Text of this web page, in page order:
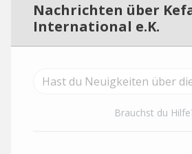
Nachrichten über
International e.K.
Brauchst du